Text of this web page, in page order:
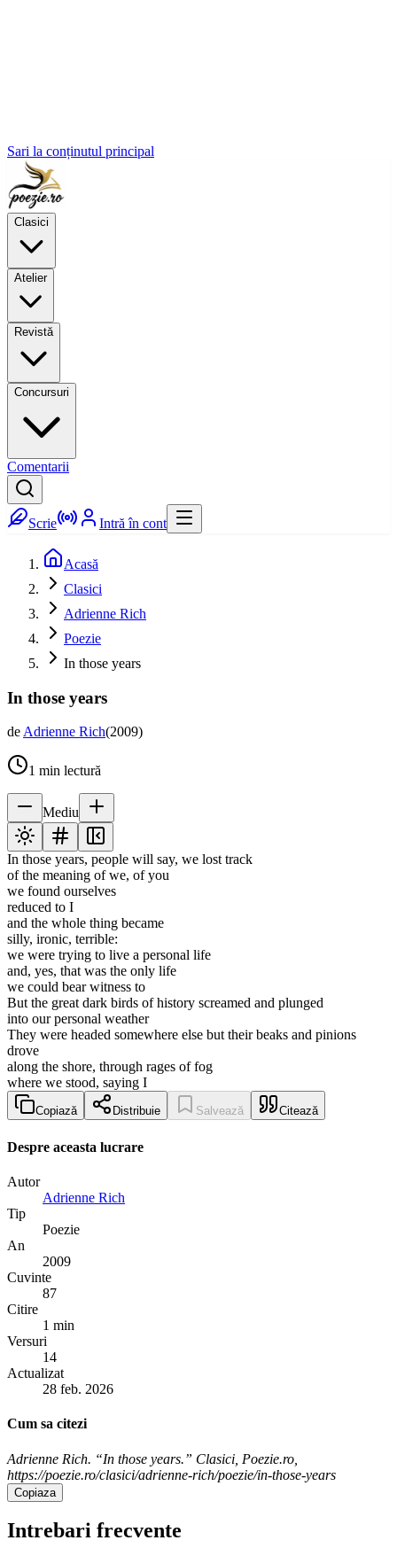
Sari la conținutul principal
Clasici
Atelier
Revistă
Concursuri
Comentarii
Scrie Intră în cont
Acasă
Clasici
Adrienne Rich
Poezie
In those years
In those years
deAdrienne Rich(2009)
1 min lectură
Mediu
In those years, people will say, we lost track
of the meaning of we, of you
we found ourselves
reduced to I
and the whole thing became
silly, ironic, terrible:
we were trying to live a personal life
and, yes, that was the only life
we could bear witness to
But the great dark birds of history screamed and plunged
into our personal weather
They were headed somewhere else but their beaks and pinions
drove
along the shore, through rages of fog
where we stood, saying I
Copiază Distribuie Salvează Citează
Despre aceasta lucrare
Autor
Adrienne Rich
Tip
Poezie
An
2009
Cuvinte
87
Citire
1 min
Versuri
14
Actualizat
28 feb. 2026
Cum sa citezi
Adrienne Rich. “In those years.” Clasici, Poezie.ro,
https://poezie.ro/clasici/adrienne-rich/poezie/in-those-years
Copiaza
Intrebari frecvente